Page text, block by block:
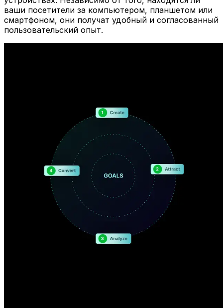
ваши посетители за компьютером, планшетом или
смартфоном, они получат удобный и согласованный
пользовательский опыт.